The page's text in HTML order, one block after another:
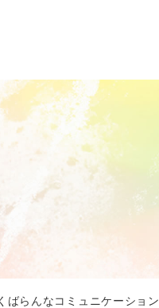
らんなコミュニケーション